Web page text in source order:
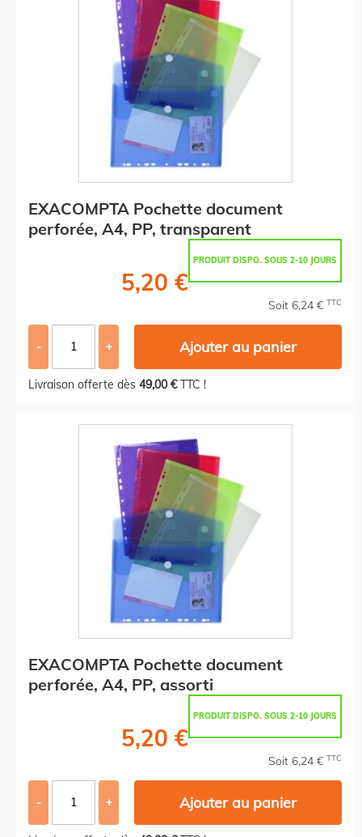
EXACOMPTA Pochette document
perforée, A4, PP, transparent
PRODUIT DISPO. SOUS 2-10 JOURS
5,20 €
Soit 6,24 € TTC
- + Ajouter au panier
Livraison offerte dès 49,00 €TTC !
EXACOMPTA Pochette document
perforée, A4, PP, assorti
PRODUIT DISPO. SOUS 2-10 JOURS
5,20 €
Soit 6,24 € TTC
- + Ajouter au panier